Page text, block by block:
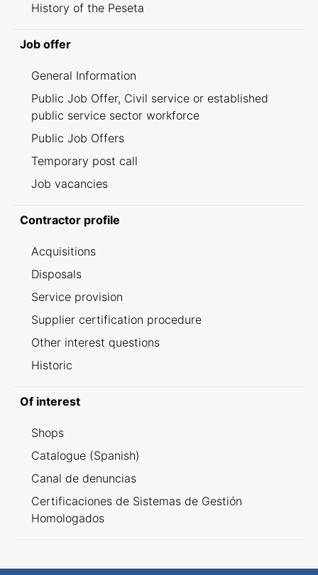
History of the Peseta
Job offer
General Information
Public Job Offer, Civil service or established
public service sector workforce
Public Job Offers
Temporary post call
Job vacancies
Contractor profile
Acquisitions
Disposals
Service provision
Supplier certification procedure
Other interest questions
Historic
Of interest
Shops
Catalogue (Spanish)
Canal de denuncias
Certificaciones de Sistemas de Gestión
Homologados